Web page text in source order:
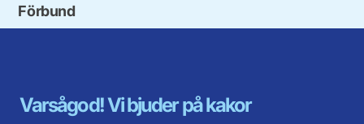
Varsågod! Vi bjuder på kakor
Förbund
Gävleborg
Halland
Värmlands län
Västerbotten